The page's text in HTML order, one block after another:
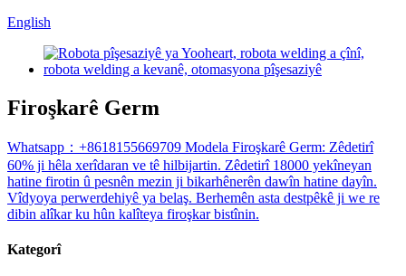
English
Firoşkarê Germ
Whatsapp：+8618155669709 Modela Firoşkarê Germ: Zêdetirî
60% ji hêla xerîdaran ve tê hilbijartin. Zêdetirî 18000 yekîneyan
hatine firotin û pesnên mezin ji bikarhênerên dawîn hatine dayîn.
Vîdyoya perwerdehiyê ya belaş. Berhemên asta destpêkê ji we re
dibin alîkar ku hûn kalîteya firoşkar bistînin.
Kategorî